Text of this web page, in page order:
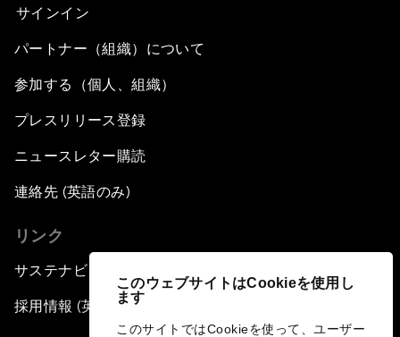
このウェブサイトはCookieを使用し
ます
このサイトではCookieを使って、ユーザー
サインイン
パートナー（組織）について
参加する（個人、組織）
プレスリリース登録
ニュースレター購読
連絡先 (英語のみ)
リンク
サステナビリティへの取り組み
採用情報 (英語のみ)